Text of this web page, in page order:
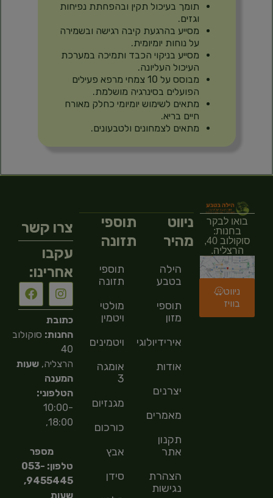
תומך בעיכול תקין ובהפחתת נפיחות
וגזים.
מסייע בהרגעת קיבה רגישה ובשמירה
על נוחות יומיומית.
מסייע בניקוי הכבד ותמיכה במערכת
העיכול העליונה.
מבוסס על 10 צמחי מרפא פעילים
הפועלים בסינרגיה מושלמת.
מתאים לשימוש יומיומי כחלק מאורח
חיים בריא.
מתאים לצמחונים ולטבעונים.
בואו לבקר
בחנות:
סוקולוב 40,
הרצליה.
ניווט
בוויז
ניווט
מהיר
הילה
בטבע
תוספי
מזון
אירידיולוגיה
אודות
יצרנים
מאמרים
תקנון
אתר
הצהרת
נגישות
תוספי
תזונה
תוספי
תזונה
מולטי
ויטמין
ויטמינים
אומגה
3
מגנזיום
כורכום
אבץ
סידן
צרו קשר
עקבו
אחרינו:
כתובת
החנות: סוקולוב
40
הרצליה,שעות
המענה
הטלפוני:
10:00-
18:00,
מספר
טלפון: 053-
9455445,
שעות